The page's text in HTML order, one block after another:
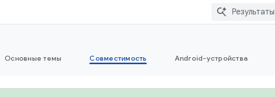
Основные темы Совместимость Android-устройства